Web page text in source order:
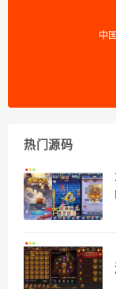
中
热门源码